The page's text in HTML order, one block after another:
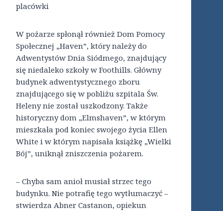
placówki
W pożarze spłonął również Dom Pomocy
Społecznej „Haven”, który należy do
Adwentystów Dnia Siódmego, znajdujący
się niedaleko szkoły w Foothills. Główny
budynek adwentystycznego zboru
znajdującego się w pobliżu szpitala Św.
Heleny nie został uszkodzony. Także
historyczny dom „Elmshaven”, w którym
mieszkała pod koniec swojego życia Ellen
White i w którym napisała książkę „Wielki
Bój”, uniknął zniszczenia pożarem.
– Chyba sam anioł musiał strzec tego
budynku. Nie potrafię tego wytłumaczyć –
stwierdza Abner Castanon, opiekun